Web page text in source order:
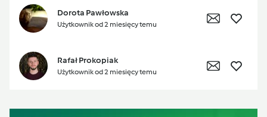
Dorota Pawłowska
Użytkownik od 2 miesięcy temu
Rafał Prokopiak
Użytkownik od 2 miesięcy temu